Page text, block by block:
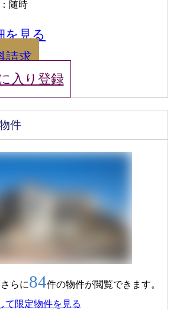
随時
を見る
請求
入り登録
件
らに84件の物件が閲覧できます。
て限定物件を見る